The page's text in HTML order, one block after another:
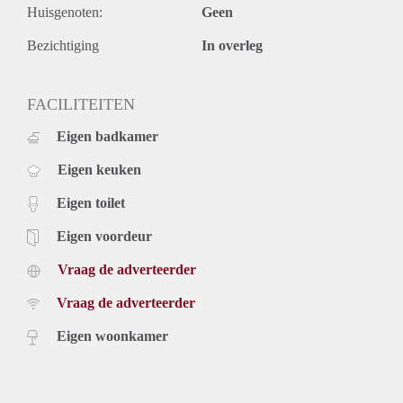
Deposit equal to 2 months rent
Huisgenoten: Geen
Bezichtiging In overleg
FACILITEITEN
Eigen badkamer
Eigen keuken
Eigen toilet
Eigen voordeur
Vraag de adverteerder
Vraag de adverteerder
Eigen woonkamer